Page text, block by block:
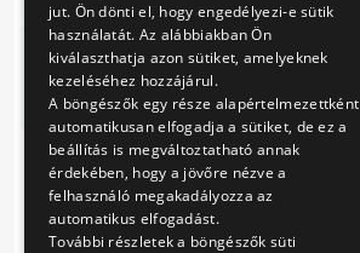
Multifunkciós
másoló beszerzése
VB-
Előző 1 2
jut. Ön dönti el, hogy engedélyezi-e sütik
használatát. Az alábbiakban Ön
kiválaszthatja azon sütiket, amelyeknek
kezeléséhez hozzájárul.
A böngészők egy része alapértelmezettként
automatikusan elfogadja a sütiket, de ez a
beállítás is megváltoztatható annak
érdekében, hogy a jövőre nézve a
felhasználó megakadályozza az
automatikus elfogadást.
További részletek a böngészők süti